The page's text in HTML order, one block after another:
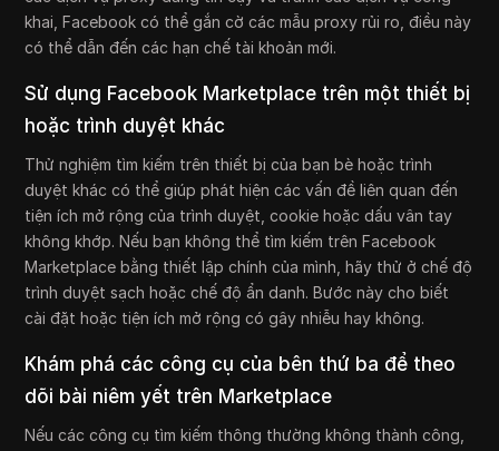
khai, Facebook có thể gắn cờ các mẫu proxy rủi ro, điều này
có thể dẫn đến các hạn chế tài khoản mới.
Sử dụng Facebook Marketplace trên một thiết bị
hoặc trình duyệt khác
Thử nghiệm tìm kiếm trên thiết bị của bạn bè hoặc trình
duyệt khác có thể giúp phát hiện các vấn đề liên quan đến
tiện ích mở rộng của trình duyệt, cookie hoặc dấu vân tay
không khớp. Nếu bạn không thể tìm kiếm trên Facebook
Marketplace bằng thiết lập chính của mình, hãy thử ở chế độ
trình duyệt sạch hoặc chế độ ẩn danh. Bước này cho biết
cài đặt hoặc tiện ích mở rộng có gây nhiễu hay không.
Khám phá các công cụ của bên thứ ba để theo
dõi bài niêm yết trên Marketplace
Nếu các công cụ tìm kiếm thông thường không thành công,